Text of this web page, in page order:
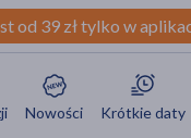
od 39 zł tylko w
Nowości Krótkie daty